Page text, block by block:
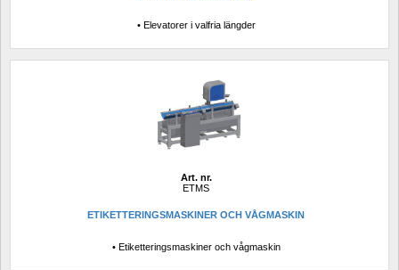
• Elevatorer i valfria längder
Art. nr.
ETMS
ETIKETTERINGSMASKINER OCH VÅGMASKIN
• Etiketteringsmaskiner och vågmaskin